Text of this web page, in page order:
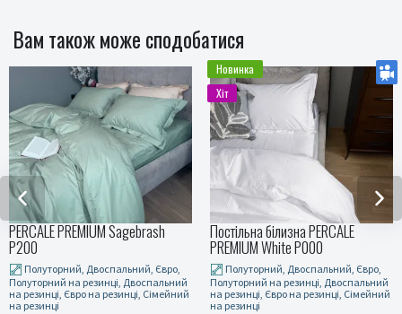
Вам також може сподобатися
PERCALE PREMIUM Sagebrash
P200
Полуторний, Двоспальний, Євро,
Полуторний на резинці, Двоспальний
на резинці, Євро на резинці, Сімейний
на резинці
Хіт
Новинка
Постільна білизна PERCALE
PREMIUM White P000
Полуторний, Двоспальний, Євро,
Полуторний на резинці, Двоспальний
на резинці, Євро на резинці, Сімейний
на резинці